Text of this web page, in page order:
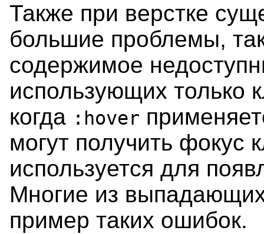
Также при верстке
большие проблемы,
содержимое
использующих только
когда :hover
могут получить фокус
используется для
Многие из
пример таких ошибок.